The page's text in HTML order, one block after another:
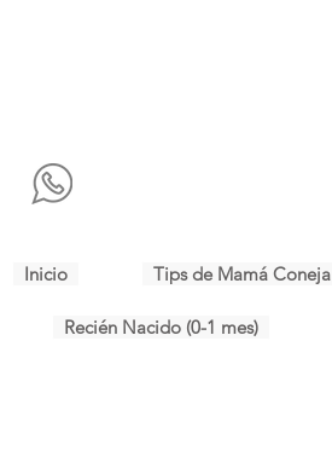
Inicio Tips de Mamá Coneja
Recién Nacido (0-1 mes)